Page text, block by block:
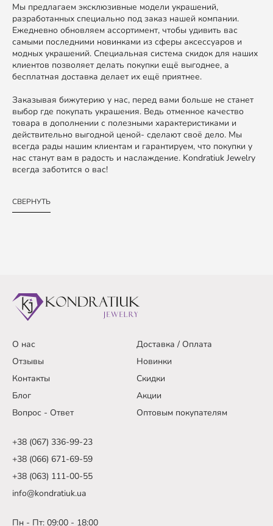
Мы предлагаем эксклюзивные модели украшений,
разработанных специально под заказ нашей компании.
Ежедневно обновляем ассортимент, чтобы удивить вас
самыми последними новинками из сферы аксессуаров и
модных украшений. Специальная система скидок для наших
клиентов позволяет делать покупки ещё выгоднее, а
бесплатная доставка делает их ещё приятнее.
Заказывая бижутерию у нас, перед вами больше не станет
выбор где покупать украшения. Ведь отменное качество
товара в дополнении с полезными характеристиками и
действительно выгодной ценой- сделают своё дело. Мы
всегда рады нашим клиентам и гарантируем, что покупки у
нас станут вам в радость и наслаждение. Kondratiuk Jewelry
всегда заботится о вас!
СВЕРНУТЬ
О нас
Доставка / Оплата
Отзывы
Новинки
Контакты
Скидки
Блог
Акции
Вопрос - Ответ
Оптовым покупателям
+38 (067) 336-99-23
+38 (066) 671-69-59
+38 (063) 111-00-55
info@kondratiuk.ua
Пн - Пт: 09:00 - 18:00